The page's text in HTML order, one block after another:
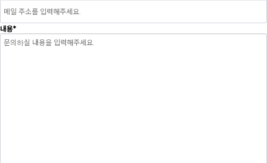
내용*